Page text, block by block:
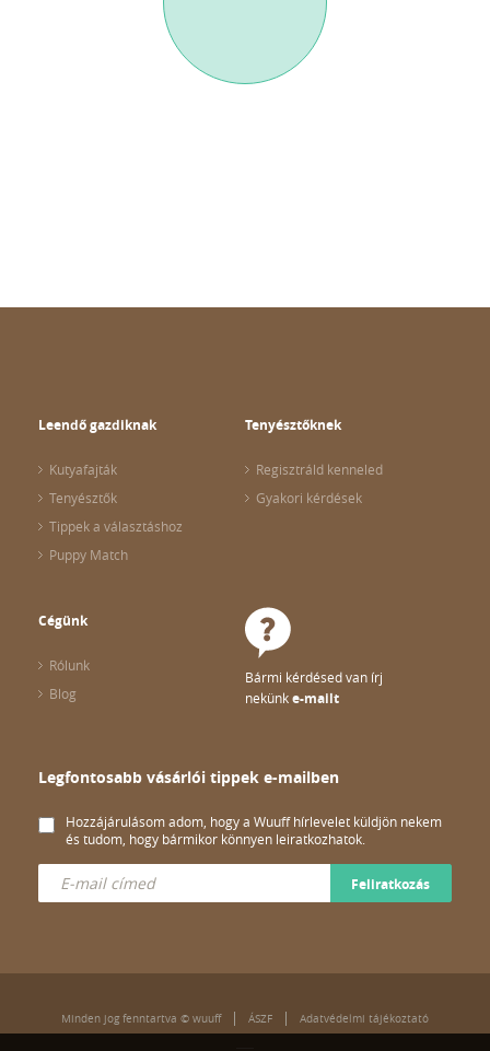
Leendő gazdiknak
Kutyafajták
Tenyésztők
Tippek a választáshoz
Puppy Match
Tenyésztőknek
Regisztráld kenneled
Gyakori kérdések
Cégünk
Rólunk
Blog
Bármi kérdésed van írj
nekünke-mailt
Legfontosabb vásárlói tippek e-mailben
Hozzájárulásom adom, hogy a Wuuff hírlevelet küldjön nekem
és tudom, hogy bármikor könnyen leiratkozhatok.
Feliratkozás
Minden jog fenntartva © wuuff ÁSZF Adatvédelmi tájékoztató